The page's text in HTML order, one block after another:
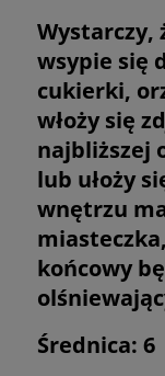
Wystarczy,
wsypie się
cukierki,
włoży się
najbliższej
lub ułoży
wnętrzu
końcowy
Średnica: 6